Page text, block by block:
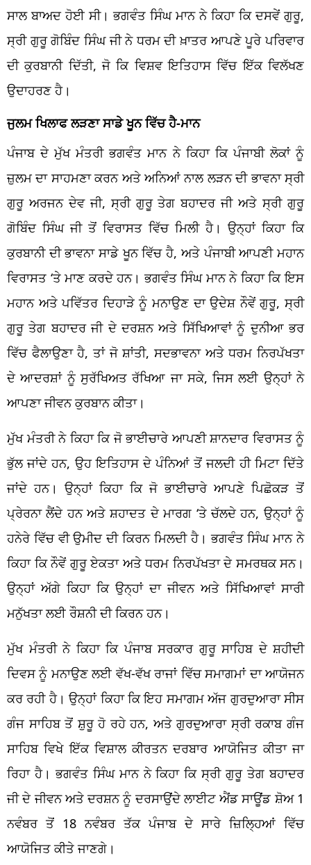
ਸਾਲ ਬਾਅਦ ਹੋਈ ਸੀ। ਭਗਵੰਤ ਸਿੰਘ ਮਾਨ ਨੇ ਕਿਹਾ ਕਿ ਦਸਵੇਂ ਗੁਰੂ,
ਸ੍ਰੀ ਗੁਰੂ ਗੋਬਿੰਦ ਸਿੰਘ ਜੀ ਨੇ ਧਰਮ ਦੀ ਖ਼ਾਤਰ ਆਪਣੇ ਪੂਰੇ ਪਰਿਵਾਰ
ਦੀ ਕੁਰਬਾਨੀ ਦਿੱਤੀ, ਜੋ ਕਿ ਵਿਸ਼ਵ ਇਤਿਹਾਸ ਵਿੱਚ ਇੱਕ ਵਿਲੱਖਣ
ਉਦਾਹਰਣ ਹੈ।
ਜੁਲਮ ਖਿਲਾਫ ਲੜਣਾ ਸਾਡੇ ਖੂਨ ਵਿੱਚ ਹੈ-ਮਾਨ
ਪੰਜਾਬ ਦੇ ਮੁੱਖ ਮੰਤਰੀ ਭਗਵੰਤ ਮਾਨ ਨੇ ਕਿਹਾ ਕਿ ਪੰਜਾਬੀ ਲੋਕਾਂ ਨੂੰ
ਜ਼ੁਲਮ ਦਾ ਸਾਹਮਣਾ ਕਰਨ ਅਤੇ ਅਨਿਆਂ ਨਾਲ ਲੜਨ ਦੀ ਭਾਵਨਾ ਸ੍ਰੀ
ਗੁਰੂ ਅਰਜਨ ਦੇਵ ਜੀ, ਸ੍ਰੀ ਗੁਰੂ ਤੇਗ ਬਹਾਦਰ ਜੀ ਅਤੇ ਸ੍ਰੀ ਗੁਰੂ
ਗੋਬਿੰਦ ਸਿੰਘ ਜੀ ਤੋਂ ਵਿਰਾਸਤ ਵਿੱਚ ਮਿਲੀ ਹੈ। ਉਨ੍ਹਾਂ ਕਿਹਾ ਕਿ
ਕੁਰਬਾਨੀ ਦੀ ਭਾਵਨਾ ਸਾਡੇ ਖੂਨ ਵਿੱਚ ਹੈ, ਅਤੇ ਪੰਜਾਬੀ ਆਪਣੀ ਮਹਾਨ
ਵਿਰਾਸਤ ‘ਤੇ ਮਾਣ ਕਰਦੇ ਹਨ। ਭਗਵੰਤ ਸਿੰਘ ਮਾਨ ਨੇ ਕਿਹਾ ਕਿ ਇਸ
ਮਹਾਨ ਅਤੇ ਪਵਿੱਤਰ ਦਿਹਾੜੇ ਨੂੰ ਮਨਾਉਣ ਦਾ ਉਦੇਸ਼ ਨੌਵੇਂ ਗੁਰੂ, ਸ੍ਰੀ
ਗੁਰੂ ਤੇਗ ਬਹਾਦਰ ਜੀ ਦੇ ਦਰਸ਼ਨ ਅਤੇ ਸਿੱਖਿਆਵਾਂ ਨੂੰ ਦੁਨੀਆ ਭਰ
ਵਿੱਚ ਫੈਲਾਉਣਾ ਹੈ, ਤਾਂ ਜੋ ਸ਼ਾਂਤੀ, ਸਦਭਾਵਨਾ ਅਤੇ ਧਰਮ ਨਿਰਪੱਖਤਾ
ਦੇ ਆਦਰਸ਼ਾਂ ਨੂੰ ਸੁਰੱਖਿਅਤ ਰੱਖਿਆ ਜਾ ਸਕੇ, ਜਿਸ ਲਈ ਉਨ੍ਹਾਂ ਨੇ
ਆਪਣਾ ਜੀਵਨ ਕੁਰਬਾਨ ਕੀਤਾ।
ਮੁੱਖ ਮੰਤਰੀ ਨੇ ਕਿਹਾ ਕਿ ਜੋ ਭਾਈਚਾਰੇ ਆਪਣੀ ਸ਼ਾਨਦਾਰ ਵਿਰਾਸਤ ਨੂੰ
ਭੁੱਲ ਜਾਂਦੇ ਹਨ, ਉਹ ਇਤਿਹਾਸ ਦੇ ਪੰਨਿਆਂ ਤੋਂ ਜਲਦੀ ਹੀ ਮਿਟਾ ਦਿੱਤੇ
ਜਾਂਦੇ ਹਨ। ਉਨ੍ਹਾਂ ਕਿਹਾ ਕਿ ਜੋ ਭਾਈਚਾਰੇ ਆਪਣੇ ਪਿਛੋਕੜ ਤੋਂ
ਪ੍ਰੇਰਨਾ ਲੈਂਦੇ ਹਨ ਅਤੇ ਸ਼ਹਾਦਤ ਦੇ ਮਾਰਗ ‘ਤੇ ਚੱਲਦੇ ਹਨ, ਉਨ੍ਹਾਂ ਨੂੰ
ਹਨੇਰੇ ਵਿੱਚ ਵੀ ਉਮੀਦ ਦੀ ਕਿਰਨ ਮਿਲਦੀ ਹੈ। ਭਗਵੰਤ ਸਿੰਘ ਮਾਨ ਨੇ
ਕਿਹਾ ਕਿ ਨੌਵੇਂ ਗੁਰੂ ਏਕਤਾ ਅਤੇ ਧਰਮ ਨਿਰਪੱਖਤਾ ਦੇ ਸਮਰਥਕ ਸਨ।
ਉਨ੍ਹਾਂ ਅੱਗੇ ਕਿਹਾ ਕਿ ਉਨ੍ਹਾਂ ਦਾ ਜੀਵਨ ਅਤੇ ਸਿੱਖਿਆਵਾਂ ਸਾਰੀ
ਮਨੁੱਖਤਾ ਲਈ ਰੌਸ਼ਨੀ ਦੀ ਕਿਰਨ ਹਨ।
ਮੁੱਖ ਮੰਤਰੀ ਨੇ ਕਿਹਾ ਕਿ ਪੰਜਾਬ ਸਰਕਾਰ ਗੁਰੂ ਸਾਹਿਬ ਦੇ ਸ਼ਹੀਦੀ
ਦਿਵਸ ਨੂੰ ਮਨਾਉਣ ਲਈ ਵੱਖ-ਵੱਖ ਰਾਜਾਂ ਵਿੱਚ ਸਮਾਗਮਾਂ ਦਾ ਆਯੋਜਨ
ਕਰ ਰਹੀ ਹੈ। ਉਨ੍ਹਾਂ ਕਿਹਾ ਕਿ ਇਹ ਸਮਾਗਮ ਅੱਜ ਗੁਰਦੁਆਰਾ ਸੀਸ
ਗੰਜ ਸਾਹਿਬ ਤੋਂ ਸ਼ੁਰੂ ਹੋ ਰਹੇ ਹਨ, ਅਤੇ ਗੁਰਦੁਆਰਾ ਸ੍ਰੀ ਰਕਾਬ ਗੰਜ
ਸਾਹਿਬ ਵਿਖੇ ਇੱਕ ਵਿਸ਼ਾਲ ਕੀਰਤਨ ਦਰਬਾਰ ਆਯੋਜਿਤ ਕੀਤਾ ਜਾ
ਰਿਹਾ ਹੈ। ਭਗਵੰਤ ਸਿੰਘ ਮਾਨ ਨੇ ਕਿਹਾ ਕਿ ਸ੍ਰੀ ਗੁਰੂ ਤੇਗ ਬਹਾਦਰ
ਜੀ ਦੇ ਜੀਵਨ ਅਤੇ ਦਰਸ਼ਨ ਨੂੰ ਦਰਸਾਉਂਦੇ ਲਾਈਟ ਐਂਡ ਸਾਊਂਡ ਸ਼ੋਅ 1
ਨਵੰਬਰ ਤੋਂ 18 ਨਵੰਬਰ ਤੱਕ ਪੰਜਾਬ ਦੇ ਸਾਰੇ ਜ਼ਿਲ੍ਹਿਆਂ ਵਿੱਚ
ਆਯੋਜਿਤ ਕੀਤੇ ਜਾਣਗੇ।